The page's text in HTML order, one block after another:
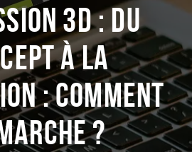
3D : du
à la
: comment
?